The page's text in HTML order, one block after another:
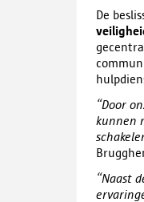
De
“Door
kunnen
“Naast